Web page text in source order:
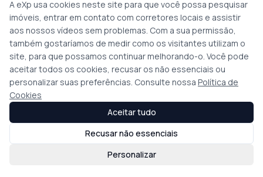
A eXp usa cookies neste site para que você possa pesquisar
imóveis, entrar em contato com corretores locais e assistir
aos nossos vídeos sem problemas. Com a sua permissão,
também gostaríamos de medir como os visitantes utilizam o
site, para que possamos continuar melhorando-o. Você pode
aceitar todos os cookies, recusar os não essenciais ou
personalizar suas preferências. Consulte nossa Política de
Cookies
Personalizar
Recusar não essenciais
Aceitar tudo